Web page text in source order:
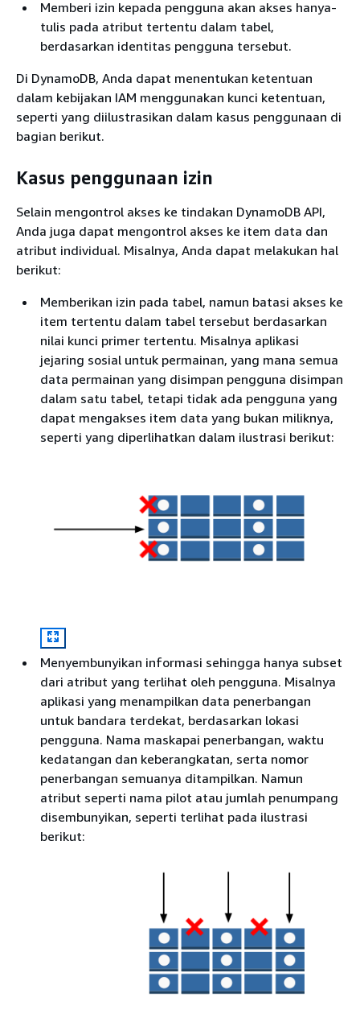
Memberi izin kepada pengguna akan akses hanya-
tulis pada atribut tertentu dalam tabel,
berdasarkan identitas pengguna tersebut.
Di DynamoDB, Anda dapat menentukan ketentuan
dalam kebijakan IAM menggunakan kunci ketentuan,
seperti yang diilustrasikan dalam kasus penggunaan di
bagian berikut.
Kasus penggunaan izin
Selain mengontrol akses ke tindakan DynamoDB API,
Anda juga dapat mengontrol akses ke item data dan
atribut individual. Misalnya, Anda dapat melakukan hal
berikut:
Memberikan izin pada tabel, namun batasi akses ke
item tertentu dalam tabel tersebut berdasarkan
nilai kunci primer tertentu. Misalnya aplikasi
jejaring sosial untuk permainan, yang mana semua
data permainan yang disimpan pengguna disimpan
dalam satu tabel, tetapi tidak ada pengguna yang
dapat mengakses item data yang bukan miliknya,
seperti yang diperlihatkan dalam ilustrasi berikut:
Menyembunyikan informasi sehingga hanya subset
dari atribut yang terlihat oleh pengguna. Misalnya
aplikasi yang menampilkan data penerbangan
untuk bandara terdekat, berdasarkan lokasi
pengguna. Nama maskapai penerbangan, waktu
kedatangan dan keberangkatan, serta nomor
penerbangan semuanya ditampilkan. Namun
atribut seperti nama pilot atau jumlah penumpang
disembunyikan, seperti terlihat pada ilustrasi
berikut: